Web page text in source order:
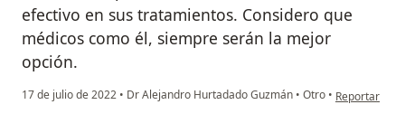
efectivo en sus tratamientos. Considero que
médicos como él, siempre serán la mejor
opción.
17 de julio de 2022 • Dr Alejandro Hurtadado Guzmán • Otro • en opinión
Reportar